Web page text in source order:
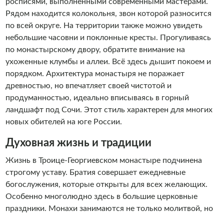
Рядом находится колокольня, звон которой разносится
по всей округе. На территории также можно увидеть
небольшие часовни и поклонные кресты. Прогуливаясь
по монастырскому двору, обратите внимание на
ухоженные клумбы и аллеи. Всё здесь дышит покоем и
порядком. Архитектура монастыря не поражает
древностью, но впечатляет своей чистотой и
продуманностью, идеально вписываясь в горный
ландшафт под Сочи. Этот стиль характерен для многих
новых обителей на юге России.
Духовная жизнь и традиции
Жизнь в Троице-Георгиевском монастыре подчинена
строгому уставу. Братия совершает ежедневные
богослужения, которые открыты для всех желающих.
Особенно многолюдно здесь в большие церковные
праздники. Монахи занимаются не только молитвой, но